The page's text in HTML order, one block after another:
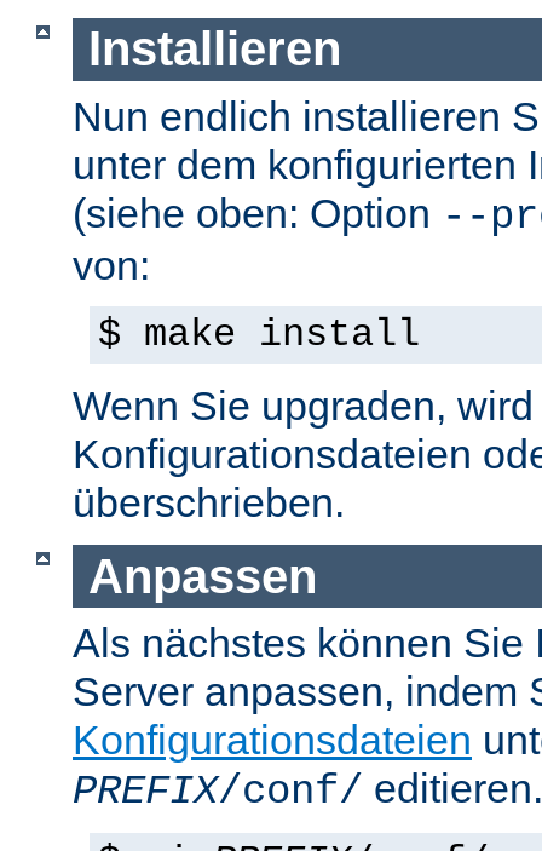
Installieren
Nun endlich installieren
unter dem konfigurierten
(siehe oben: Option --
von:
$ make install
Wenn Sie upgraden,
Konfigurationsdateien
überschrieben.
Anpassen
Als nächstes können Sie
Server anpassen, indem
Konfigurationsdateien
PREFIX/conf/ editieren.